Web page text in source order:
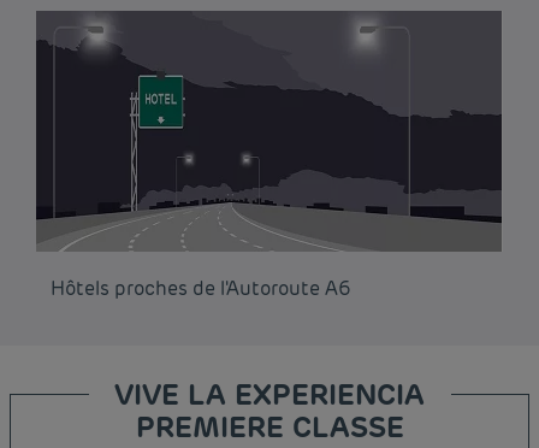
Hôtels proches de l'Autoroute A6
VIVE LA EXPERIENCIA
PREMIERE CLASSE